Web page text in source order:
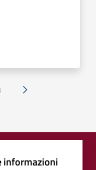
Successiva »
informazioni